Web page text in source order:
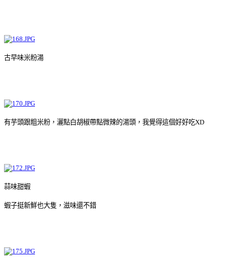
古早味米粉湯
有芋頭跟粗米粉，灑點白胡椒帶點微辣的湯頭，我覺得這個好好吃XD
蒜味甜蝦
蝦子挺新鮮也大隻，滋味還不錯